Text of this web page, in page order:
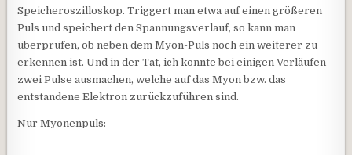
Speicheroszilloskop. Triggert man etwa auf einen größeren
Puls und speichert den Spannungsverlauf, so kann man
überprüfen, ob neben dem Myon-Puls noch ein weiterer zu
erkennen ist. Und in der Tat, ich konnte bei einigen Verläufen
zwei Pulse ausmachen, welche auf das Myon bzw. das
entstandene Elektron zurückzuführen sind.
Nur Myonenpuls: